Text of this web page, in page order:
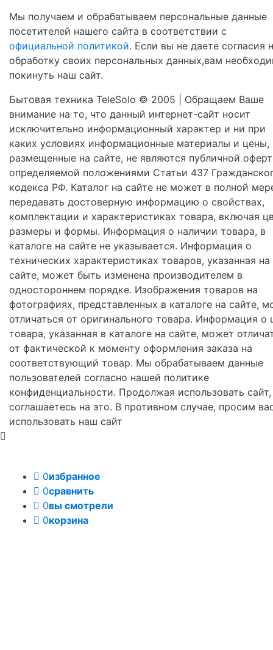
Мы получаем и обрабатываем персональные данные
посетителей нашего сайта в соответствии с
официальной политикой. Если вы не даете согласия
обработку своих персональных данных,вам
покинуть наш сайт.
Бытовая техника TeleSolo © 2005 | Обращаем Ваше
внимание на то, что данный интернет-сайт носит
исключительно информационный характер и ни при
каких условиях информационные материалы и цены,
размещенные на сайте, не являются публичной
определяемой положениями Статьи 437
кодекса РФ. Каталог на сайте не может в полной
передавать достоверную информацию о свойствах,
комплектации и характеристиках товара, включая
размеры и формы. Информация о наличии товара, в
каталоге на сайте не указывается. Информация о
технических характеристиках товаров, указанная на
сайте, может быть изменена производителем в
одностороннем порядке. Изображения товаров на
фотографиях, представленных в каталоге на сайте,
отличаться от оригинального товара. Информация о
товара, указанная в каталоге на сайте, может
от фактической к моменту оформления заказа на
соответствующий товар. Мы обрабатываем данные
пользователей согласно нашей политике
конфиденциальности. Продолжая использовать
соглашаетесь на это. В противном случае, просим
использовать наш сайт
0избранное
0сравнить
0вы смотрели
0корзина